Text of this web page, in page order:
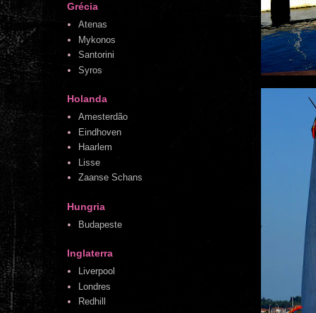
Grécia
Atenas
Mykonos
Santorini
Syros
Holanda
Amesterdão
Eindhoven
Haarlem
Lisse
Zaanse Schans
Hungria
Budapeste
Inglaterra
Liverpool
Londres
Redhill